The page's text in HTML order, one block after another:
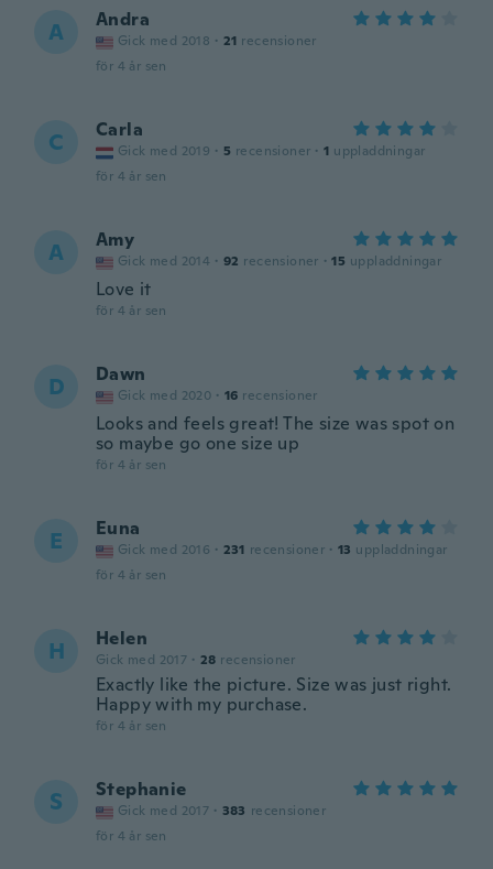
A Andra
Gick med 2018 · 21 recensioner
för 4 år sen
C Carla
Gick med 2019 · 5 recensioner · 1 uppladdningar
för 4 år sen
A Amy
Gick med 2014 · 92 recensioner · 15 uppladdningar
Love it
för 4 år sen
D Dawn
Gick med 2020 · 16 recensioner
Looks and feels great! The size was spot on
so maybe go one size up
för 4 år sen
E Euna
Gick med 2016 · 231 recensioner · 13 uppladdningar
för 4 år sen
H Helen
Gick med 2017 · 28 recensioner
Exactly like the picture. Size was just right.
Happy with my purchase.
för 4 år sen
S Stephanie
Gick med 2017 · 383 recensioner
för 4 år sen